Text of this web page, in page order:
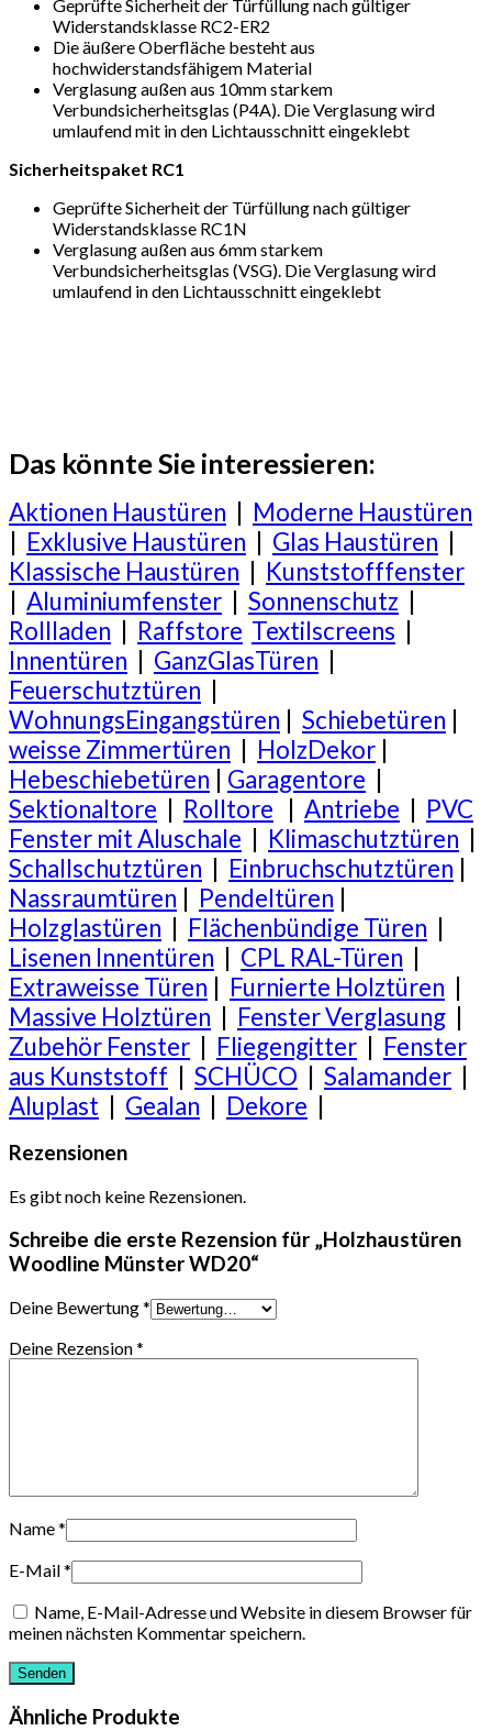
Geprüfte Sicherheit der Türfüllung nach gültiger
Widerstandsklasse RC2-ER2
Die äußere Oberfläche besteht aus
hochwiderstandsfähigem Material
Verglasung außen aus 10mm starkem
Verbundsicherheitsglas (P4A). Die Verglasung wird
umlaufend mit in den Lichtausschnitt eingeklebt
Sicherheitspaket RC1
Geprüfte Sicherheit der Türfüllung nach gültiger
Widerstandsklasse RC1N
Verglasung außen aus 6mm starkem
Verbundsicherheitsglas (VSG). Die Verglasung wird
umlaufend in den Lichtausschnitt eingeklebt
Das könnte Sie interessieren:
Aktionen Haustüren | Moderne Haustüren
| Exklusive Haustüren | Glas Haustüren |
Klassische Haustüren | Kunststofffenster
| Aluminiumfenster | Sonnenschutz |
Rollladen | Raffstore Textilscreens |
Innentüren | GanzGlasTüren |
Feuerschutztüren |
WohnungsEingangstüren | Schiebetüren |
weisse Zimmertüren | HolzDekor |
Hebeschiebetüren | Garagentore |
Sektionaltore | Rolltore | Antriebe | PVC
Fenster mit Aluschale | Klimaschutztüren |
Schallschutztüren | Einbruchschutztüren |
Nassraumtüren | Pendeltüren |
Holzglastüren | Flächenbündige Türen |
Lisenen Innentüren | CPL RAL-Türen |
Extraweisse Türen | Furnierte Holztüren |
Massive Holztüren | Fenster Verglasung |
Zubehör Fenster | Fliegengitter | Fenster
aus Kunststoff | SCHÜCO | Salamander |
Aluplast | Gealan | Dekore |
Rezensionen
Es gibt noch keine Rezensionen.
Schreibe die erste Rezension für „Holzhaustüren
Woodline Münster WD20“
Deine Bewertung*
Deine Rezension*
Name*
E-Mail*
Name, E-Mail-Adresse und Website in diesem Browser für
meinen nächsten Kommentar speichern.
Ähnliche Produkte